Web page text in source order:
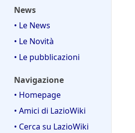
News
• Le News
• Le Novità
• Le pubblicazioni
Navigazione
• Homepage
• Amici di LazioWiki
• Cerca su LazioWiki